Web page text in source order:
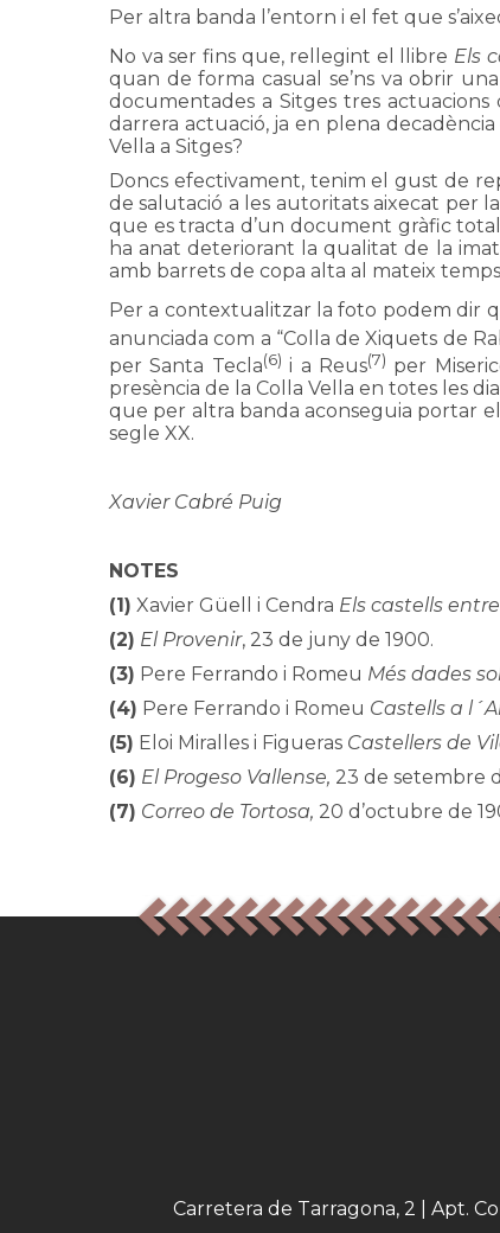
Per altra banda l’entorn i el fet que
No va ser fins que, rellegint el llibre Els
quan de forma casual se’ns va obrir
documentades a Sitges tres actuacions
darrera actuació, ja en plena decadència
Vella a Sitges?
Doncs efectivament, tenim el gust de
de salutació a les autoritats aixecat per
que es tracta d’un document gràfic
ha anat deteriorant la qualitat de la
amb barrets de copa alta al mateix
Per a contextualitzar la foto podem dir
anunciada com a “Colla de Xiquets de
per Santa Tecla(6) i a Reus(7) per
presència de la Colla Vella en totes les
que per altra banda aconseguia portar
segle XX.
Xavier Cabré Puig
NOTES
(1) Xavier Güell i Cendra Els castells
(2) El Provenir, 23 de juny de 1900.
(3) Pere Ferrando i Romeu Més dades
(4) Pere Ferrando i Romeu Castells a
(5) Eloi Miralles i Figueras Castellers de
(6) El Progeso Vallense, 23 de setembre
(7) Correo de Tortosa, 20 d’octubre de
Carretera de Tarragona, 2 | Apt.